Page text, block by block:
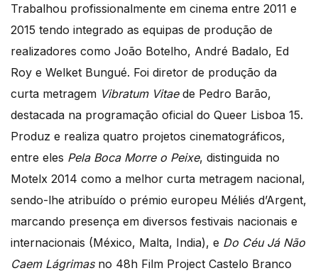
Trabalhou profissionalmente em cinema entre 2011 e
2015 tendo integrado as equipas de produção de
realizadores como João Botelho, André Badalo, Ed
Roy e Welket Bungué. Foi diretor de produção da
curta metragem Vibratum Vitaede Pedro Barão,
destacada na programação oficial do Queer Lisboa 15.
Produz e realiza quatro projetos cinematográficos,
entre eles Pela Boca Morre o Peixe, distinguida no
Motelx 2014 como a melhor curta metragem nacional,
sendo-lhe atribuído o prémio europeu Méliés d’Argent,
marcando presença em diversos festivais nacionais e
internacionais (México, Malta, India), e Do Céu Já Não
Caem Lágrimasno 48h Film Project Castelo Branco